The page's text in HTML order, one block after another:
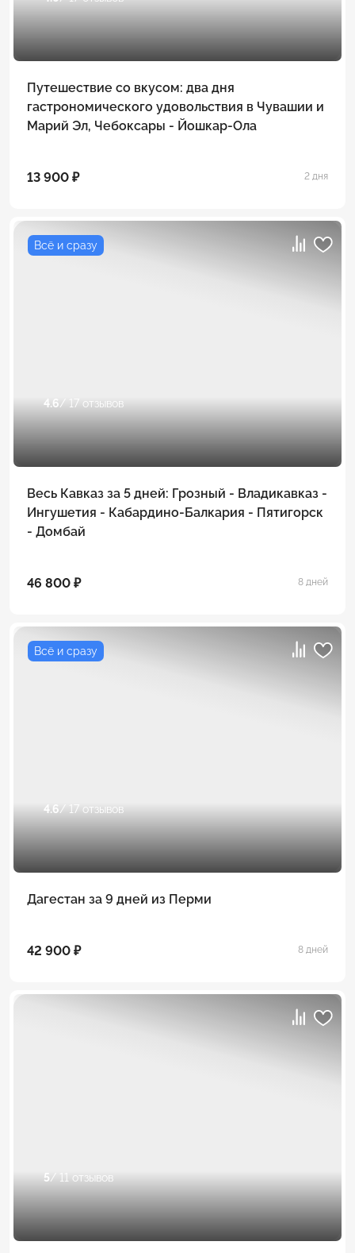
Путешествие со вкусом: два дня
гастрономического удовольствия в Чувашии и
Марий Эл, Чебоксары - Йошкар-Ола
13 900 ₽ 2 дня
Всё и сразу
4.6/ 17 отзывов
Весь Кавказ за 5 дней: Грозный - Владикавказ -
Ингушетия - Кабардино-Балкария - Пятигорск
- Домбай
46 800 ₽ 8 дней
Всё и сразу
4.6/ 17 отзывов
Дагестан за 9 дней из Перми
42 900 ₽ 8 дней
5/ 11 отзывов